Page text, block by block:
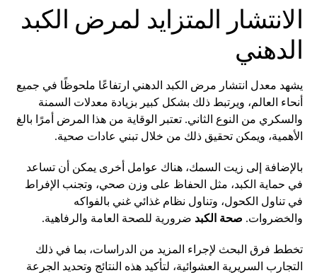
الانتشار المتزايد لمرض الكبد
الدهني
يشهد معدل انتشار مرض الكبد الدهني ارتفاعًا ملحوظًا في جميع
أنحاء العالم، ويرتبط ذلك بشكل كبير بزيادة معدلات السمنة
والسكري من النوع الثاني. تعتبر الوقاية من هذا المرض أمرًا بالغ
الأهمية، ويمكن تحقيق ذلك من خلال تبني عادات صحية.
بالإضافة إلى زيت السمك، هناك عوامل أخرى يمكن أن تساعد
في حماية الكبد، مثل الحفاظ على وزن صحي، وتجنب الإفراط
في تناول الكحول، وتناول نظام غذائي غني بالفواكه
والخضروات. صحة الكبد ضرورية للصحة العامة والرفاهية.
تخطط فرق البحث لإجراء المزيد من الدراسات، بما في ذلك
التجارب السريرية العشوائية، لتأكيد هذه النتائج وتحديد الجرعة